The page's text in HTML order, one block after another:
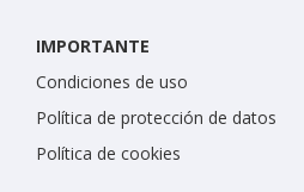
IMPORTANTE
Condiciones de uso
Política de protección de datos
Política de cookies